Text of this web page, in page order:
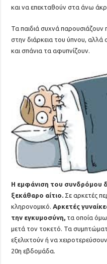
και να επεκταθούν στα άνω
Τα παιδιά συχνά παρουσιάζουν
στην διάρκεια του ύπνου, αλλά
και σπάνια τα αφυπνίζουν.
Η εμφάνιση του συνδρόμου
ξεκάθαρο αίτιο. Σε αρκετές
κληρονομικό.Αρκετές
την εγκυμοσύνη, τα οποία
μετά τον τοκετό. Τα
εξελιχτούν ή να
20η εβδομάδα.